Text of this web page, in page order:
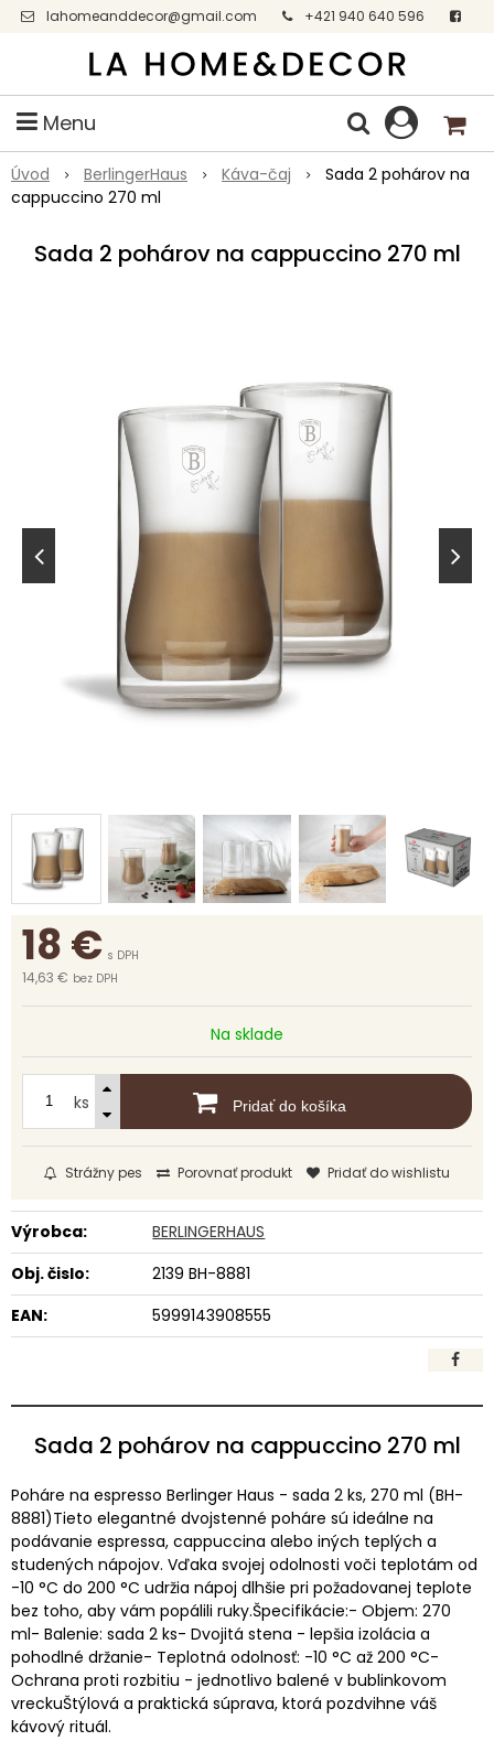
lahomeanddecor@gmail.com
+421 940 640 596
Facebook
Menu
Úvod BerlingerHaus Káva-čaj
Sada 2 pohárov na
cappuccino 270 ml
Sada 2 pohárov na cappuccino 270 ml
18€ s DPH
14,63 € bez DPH
Na sklade
ks Pridať do košíka
Strážny pes Porovnať produkt Pridať do wishlistu
Výrobca:
BERLINGERHAUS
Obj. čislo:
2139 BH-8881
EAN:
5999143908555
Sada 2 pohárov na cappuccino 270 ml
Poháre na espresso Berlinger Haus - sada 2 ks, 270 ml (BH-
8881)Tieto elegantné dvojstenné poháre sú ideálne na
podávanie espressa, cappuccina alebo iných teplých a
studených nápojov. Vďaka svojej odolnosti voči teplotám od
-10 °C do 200 °C udržia nápoj dlhšie pri požadovanej teplote
bez toho, aby vám popálili ruky.Špecifikácie:- Objem: 270
ml- Balenie: sada 2 ks- Dvojitá stena - lepšia izolácia a
pohodlné držanie- Teplotná odolnosť: -10 °C až 200 °C-
Ochrana proti rozbitiu - jednotlivo balené v bublinkovom
vreckuŠtýlová a praktická súprava, ktorá pozdvihne váš
kávový rituál.